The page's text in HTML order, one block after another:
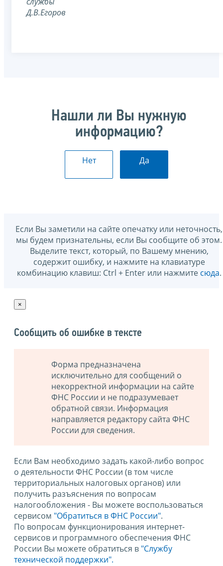
Д.В.Егоров
Нашли ли Вы нужную
информацию?
Нет Да
Если Вы заметили на сайте опечатку или неточность,
мы будем признательны, если Вы сообщите об этом.
Выделите текст, который, по Вашему мнению,
содержит ошибку, и нажмите на клавиатуре
комбинацию клавиш: Ctrl + Enter или нажмите сюда.
×
Сообщить об ошибке в тексте
Форма предназначена
исключительно для сообщений о
некорректной информации на сайте
ФНС России и не подразумевает
обратной связи. Информация
направляется редактору сайта ФНС
России для сведения.
Если Вам необходимо задать какой-либо вопрос
о деятельности ФНС России (в том числе
территориальных налоговых органов) или
получить разъяснения по вопросам
налогообложения - Вы можете воспользоваться
сервисом "Обратиться в ФНС России".
По вопросам функционирования интернет-
сервисов и программного обеспечения ФНС
России Вы можете обратиться в "Службу
технической поддержки".